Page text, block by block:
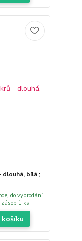
dlouhá, bílá ;
do vyprodání
zásob 1 ks